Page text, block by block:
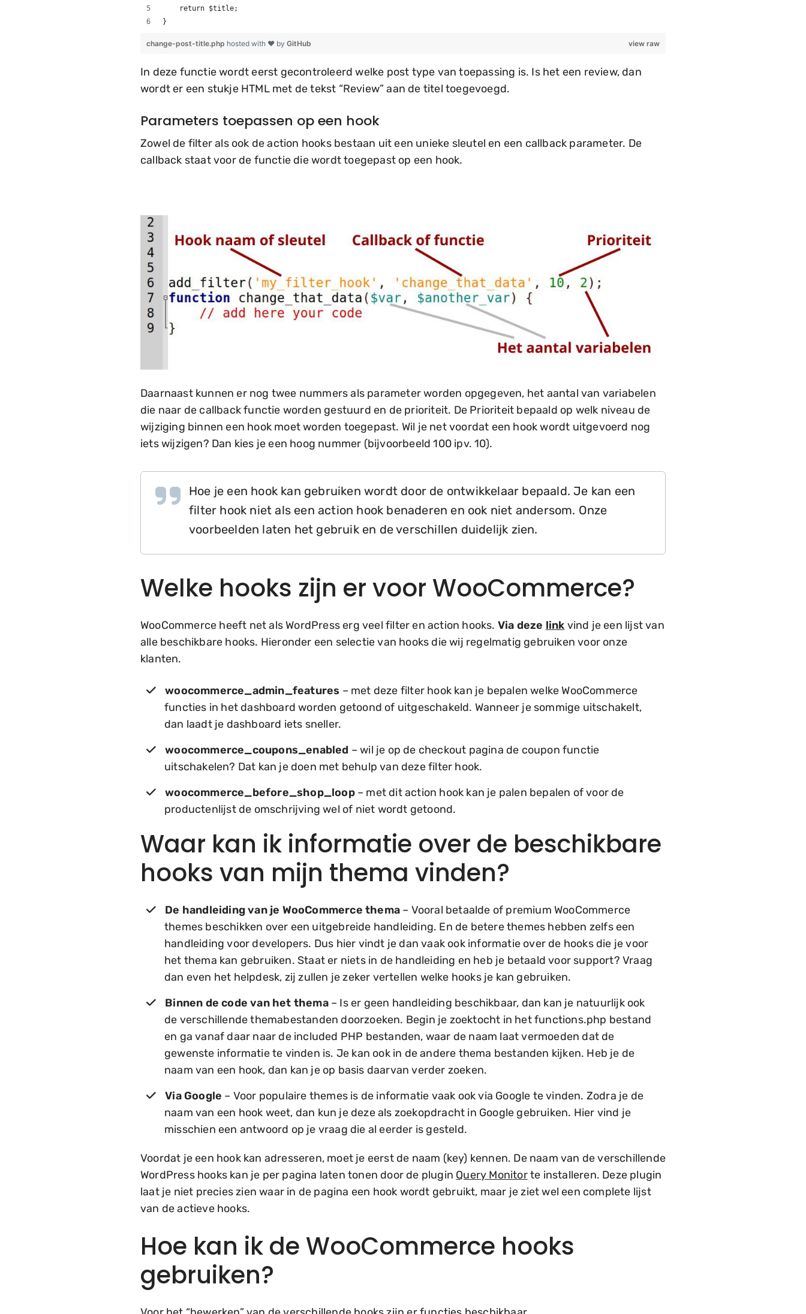
    return $title;
}
view raw
change-post-title.php hosted with ❤ by GitHub
In deze functie wordt eerst gecontroleerd welke post type van toepassing is. Is het een review, dan
wordt er een stukje HTML met de tekst “Review” aan de titel toegevoegd.
Parameters toepassen op een hook
Zowel de filter als ook de action hooks bestaan uit een unieke sleutel en een callback parameter. De
callback staat voor de functie die wordt toegepast op een hook.
Daarnaast kunnen er nog twee nummers als parameter worden opgegeven, het aantal van variabelen
die naar de callback functie worden gestuurd en de prioriteit. De Prioriteit bepaald op welk niveau de
wijziging binnen een hook moet worden toegepast. Wil je net voordat een hook wordt uitgevoerd nog
iets wijzigen? Dan kies je een hoog nummer (bijvoorbeeld 100 ipv. 10).
Hoe je een hook kan gebruiken wordt door de ontwikkelaar bepaald. Je kan een
filter hook niet als een action hook benaderen en ook niet andersom. Onze
voorbeelden laten het gebruik en de verschillen duidelijk zien.
Welke hooks zijn er voor WooCommerce?
WooCommerce heeft net als WordPress erg veel filter en action hooks. Via deze link vind je een lijst van
alle beschikbare hooks. Hieronder een selectie van hooks die wij regelmatig gebruiken voor onze
klanten.
woocommerce_admin_features – met deze filter hook kan je bepalen welke WooCommerce
functies in het dashboard worden getoond of uitgeschakeld. Wanneer je sommige uitschakelt,
dan laadt je dashboard iets sneller.
woocommerce_coupons_enabled – wil je op de checkout pagina de coupon functie
uitschakelen? Dat kan je doen met behulp van deze filter hook.
woocommerce_before_shop_loop– met dit action hook kan je palen bepalen of voor de
productenlijst de omschrijving wel of niet wordt getoond.
Waar kan ik informatie over de beschikbare
hooks van mijn thema vinden?
De handleiding van je WooCommerce thema – Vooral betaalde of premium WooCommerce
themes beschikken over een uitgebreide handleiding. En de betere themes hebben zelfs een
handleiding voor developers. Dus hier vindt je dan vaak ook informatie over de hooks die je voor
het thema kan gebruiken. Staat er niets in de handleiding en heb je betaald voor support? Vraag
dan even het helpdesk, zij zullen je zeker vertellen welke hooks je kan gebruiken.
Binnen de code van het thema– Is er geen handleiding beschikbaar, dan kan je natuurlijk ook
de verschillende themabestanden doorzoeken. Begin je zoektocht in het functions.php bestand
en ga vanaf daar naar de included PHP bestanden, waar de naam laat vermoeden dat de
gewenste informatie te vinden is. Je kan ook in de andere thema bestanden kijken. Heb je de
naam van een hook, dan kan je op basis daarvan verder zoeken.
Via Google – Voor populaire themes is de informatie vaak ook via Google te vinden. Zodra je de
naam van een hook weet, dan kun je deze als zoekopdracht in Google gebruiken. Hier vind je
misschien een antwoord op je vraag die al eerder is gesteld.
Voordat je een hook kan adresseren, moet je eerst de naam (key) kennen. De naam van de verschillende
WordPress hooks kan je per pagina laten tonen door de plugin Query Monitorte installeren. Deze plugin
laat je niet precies zien waar in de pagina een hook wordt gebruikt, maar je ziet wel een complete lijst
van de actieve hooks.
Hoe kan ik de WooCommerce hooks
gebruiken?